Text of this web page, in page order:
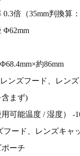
倍（35mm判換算：
Φ62mm
約86mm
ンズフード、レン
まず)
可能温度 / 湿度） -
フード、レンズキャ
ーチ